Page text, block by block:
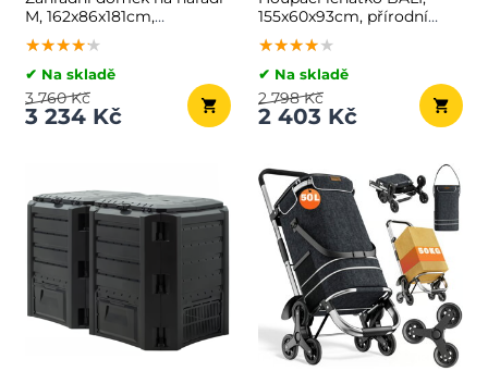
M, 162x86x181cm,
antracitová
★★★★★
★★★★★
★★★★★
✔ Na skladě
3 234 Kč
3 760 Kč
155x60x93cm, přírodní
hnědá
★★★★★
★★★★★
★★★★★
✔ Na skladě
2 403 Kč
2 798 Kč